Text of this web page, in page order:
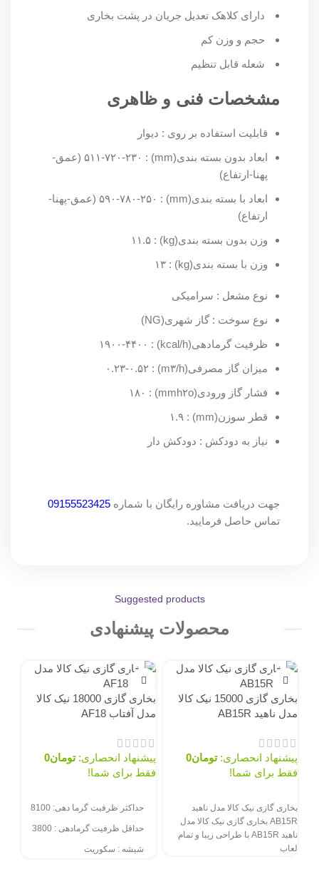
دارای کلاهک تعدیل جریان در پشت بخاری
حجم و وزن کم
شعله قابل تنظیم
مشخصات فنی و ظاهری
قابلیت استفاده بر روی : دیوار
ابعاد بدون بسته بندی(mm) : ۵۱۱-۷۲۰-۲۳۰ (عمق-
پهنا-ارتفاع)
ابعاد با بسته بندی(mm) : ۵۹۰-۷۸۰-۲۵۰ (عمق-پهنا-
ارتفاع)
وزن بدون بسته بندی(kg) : ۱۱.۵
وزن با بسته بندی(kg) : ۱۳
نوع مشعل : سرامیکی
نوع سوخت : گاز شهری(NG)
ظرفیت گرمادهی(kcal/h) : ۱۹۰۰-۴۴۰۰
میزان گاز مصرفی(m۳/h) : ۰.۲۳-۰.۵۲
فشار گاز ورودی(mmh۲o) : ۱۸۰
قطر سوزن(mm) : ۱.۹
نیاز به دودکش : دودکش دار
جهت دریافت مشاوره رایگان با شماره 09155523425
تماس حاصل فرمایید.
Suggested products
محصولات پیشنهادی
ناموجود
بخاری گازی 15000 نیک کالا
مدل ناهید AB15R
پیشنهاد انحصاری:تومان0
فقط برای شما!
بخاری گازی نیک کالا مدل ناهید
AB15R بخاری گازی نیک کالا مدل
ناهید AB15R با طراحی زیبا و تمام
لعاب
ناموجود
بخاری گازی 18000 نیک کالا
مدل آفتاب AF18
پیشنهاد انحصاری:تومان0
فقط برای شما!
حداکثر ظرفیت گرما دهی: 8100
حداقل ظرفیت گرمادهی : 3800
شیشه : سکوریت